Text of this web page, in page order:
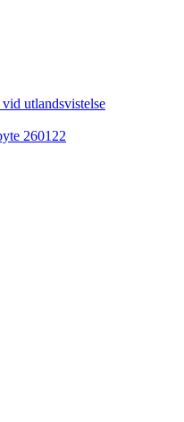
utlandsvistelse
260122